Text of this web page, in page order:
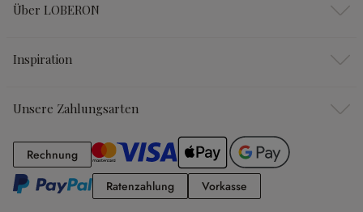
Über LOBERON
Inspiration
Unsere Zahlungsarten
RechnungRechnung
RatenzahlungRatenzahlung
Vorkasse